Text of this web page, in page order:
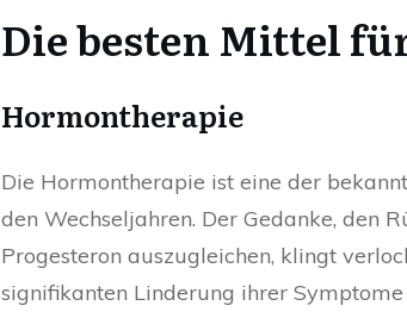
Die besten Mittel
Hormontherapie
Die Hormontherapie ist eine der
den Wechseljahren. Der Gedanke, den
Progesteron auszugleichen, klingt
signifikanten Linderung ihrer